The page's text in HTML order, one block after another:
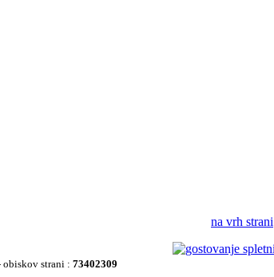
na vrh strani
obiskov strani : 73402309